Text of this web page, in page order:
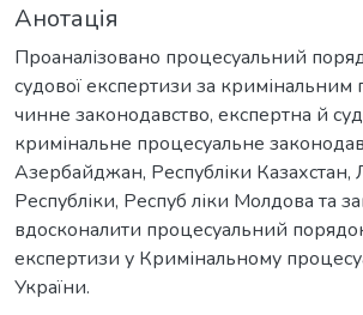
Анотація
Проаналізовано процесуальний
судової експертизи за
чинне законодавство, експертна й
кримінальне процесуальне
Азербайджан, Республіки Казахстан,
Республіки, Респуб ліки Молдова та
вдосконалити процесуальний
експертизи у Кримінальному
України.